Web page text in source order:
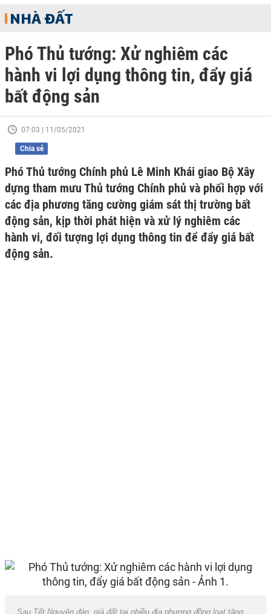
NHÀ ĐẤT
Phó Thủ tướng: Xử nghiêm các
hành vi lợi dụng thông tin, đẩy giá
bất động sản
07:03 | 11/05/2021
Chia sẻ
Phó Thủ tướng Chính phủ Lê Minh Khái giao Bộ Xây
dựng tham mưu Thủ tướng Chính phủ và phối hợp với
các địa phương tăng cường giám sát thị trường bất
động sản, kịp thời phát hiện và xử lý nghiêm các
hành vi, đối tượng lợi dụng thông tin để đẩy giá bất
động sản.
Sau Tết Nguyên đán, giá đất tại nhiều địa phương đồng loạt tăng